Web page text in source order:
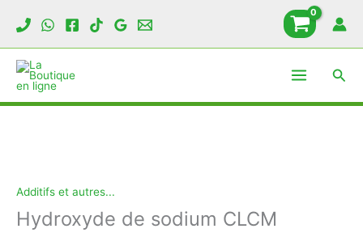
Additifs et autres...
Hydroxyde de sodium CLCM
de
CLCM